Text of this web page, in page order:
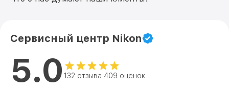
Сервисный центр Nikon
5.0 132 отзыва 409 оценок